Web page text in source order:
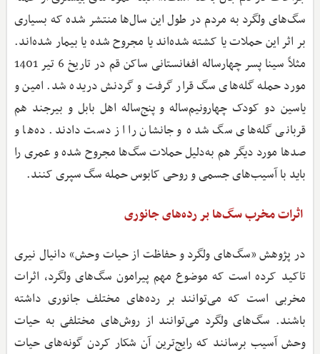
سگ‌های ولگرد به مردم در طول این سال‌ها منتشر شده که بسیاری
بر اثر این حملات یا کشته شده‌اند یا مجروح شده یا بیمار شده‌اند.
مثلاً سینا پسر چهارساله افغانستانی ساکن قم در تاریخ 6 تیر 1401
مورد حمله گله‌های سگ قرار گرفت و گردنش دریده شد. امین و
یاسین دو کودک چهار‌و‌نیم‌ساله و پنج‌ساله اهل بابل و بیرجند هم
قربانی گله‌های سگ شده و جانشان را از دست دادند. ده‌ها و
صدها مورد دیگر هم به‌دلیل حملات سگ‌ها مجروح شده و عمری را
باید با آسیب‌های جسمی و روحی کابوس حمله سگ سپری کنند.
اثرات مخرب سگ‌ها بر رده‌های جانوری
در پژوهش «سگ‌های ولگرد و حفاظت از حیات ‌وحش» دانیال نیری
تاکید کرده است که موضوع مهم پیرامون سگ‌های ولگرد، اثرات
مخربی است که می‌توانند بر رده‌های مختلف جانوری داشته
باشند. سگ‌های ولگرد می‌توانند از روش‌های مختلفی به حیات
‌وحش آسیب برسانند که رایج‌ترین آن شکار کردن گونه‌های حیات